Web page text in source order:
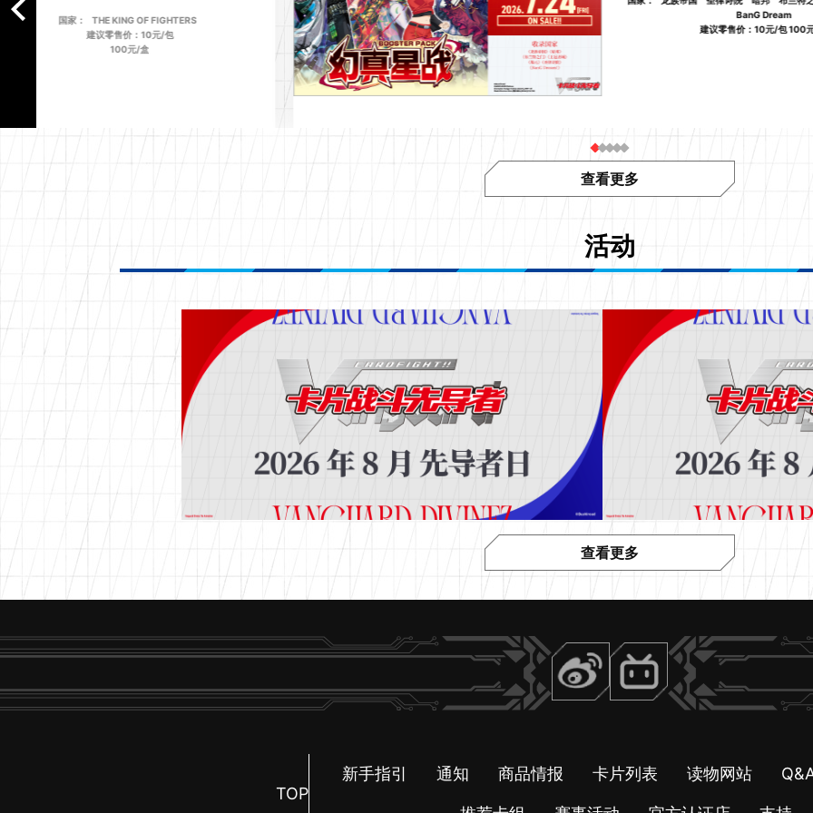
国家：
THE KING OF FIGHTERS
建议零售价：10元/包
100元/盒
BanG Dream
建议零售价：10元/包 100
查看更多
活动
查看更多
TOP
新手指引 通知 商品情报 卡片列表 读物网站